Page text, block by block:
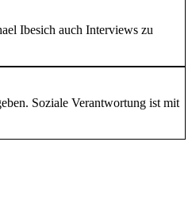
Ibesich auch Interviews zu
Soziale Verantwortung ist mit